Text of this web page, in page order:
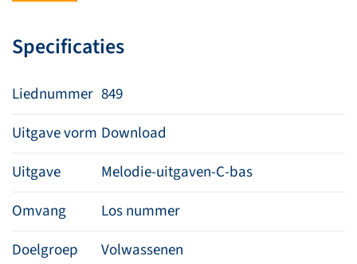
Specificaties
Liednummer 849
Uitgave vorm Download
Uitgave
Melodie-uitgaven-C-bas
Omvang
Los nummer
Doelgroep
Volwassenen